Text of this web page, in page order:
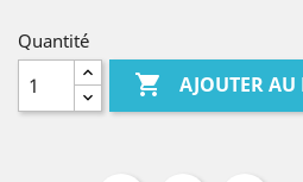
Quantité
 AJOUTER